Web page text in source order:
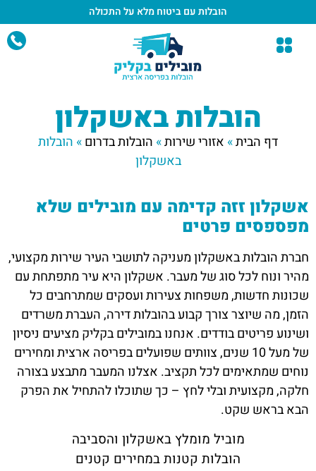
הובלות עם ביטוח מלא על התכולה
הובלות באשקלון
דף הבית» אזורי שירות» הובלות בדרום» הובלות
באשקלון
אשקלון זזה קדימה עם מובילים שלא
מפספסים פרטים
חברת הובלות באשקלון מעניקה לתושבי העיר שירות מקצועי,
מהיר ונוח לכל סוג של מעבר. אשקלון היא עיר מתפתחת עם
שכונות חדשות, משפחות צעירות ועסקים שמתרחבים כל
הזמן, מה שיוצר צורך קבוע בהובלות דירה, העברת משרדים
ושינוע פריטים בודדים. אנחנו במובילים בקליק מציעים ניסיון
של מעל 10 שנים, צוותים שפועלים בפריסה ארצית ומחירים
נוחים שמתאימים לכל תקציב. אצלנו המעבר מתבצע בצורה
חלקה, מקצועית ובלי לחץ – כך שתוכלו להתחיל את הפרק
הבא בראש שקט.
מוביל מומלץ באשקלון והסביבה
הובלות קטנות במחירים קטנים